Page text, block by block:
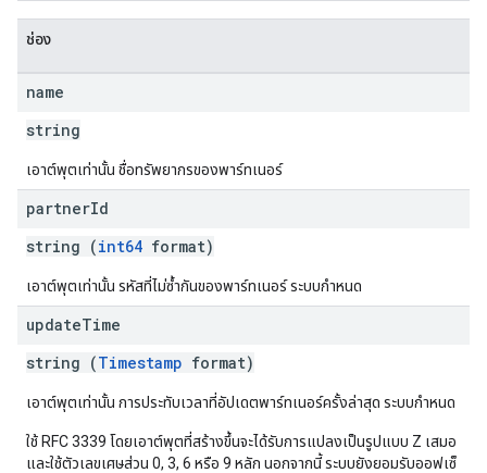
ช่อง
name
string
เอาต์พุตเท่านั้น ชื่อทรัพยากรของพาร์ทเนอร์
partnerId
string (int64 format)
เอาต์พุตเท่านั้น รหัสที่ไม่ซ้ำกันของพาร์ทเนอร์ ระบบกำหนด
updateTime
string (Timestamp format)
เอาต์พุตเท่านั้น การประทับเวลาที่อัปเดตพาร์ทเนอร์ครั้งล่าสุด ระบบกำหนด
ใช้ RFC 3339 โดยเอาต์พุตที่สร้างขึ้นจะได้รับการแปลงเป็นรูปแบบ Z เสมอ
และใช้ตัวเลขเศษส่วน 0, 3, 6 หรือ 9 หลัก นอกจากนี้ ระบบยังยอมรับออฟเซ็